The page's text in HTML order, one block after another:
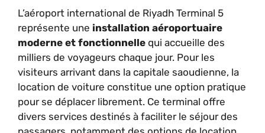
L’aéroport international de Riyadh Terminal 5
représente une installation aéroportuaire
moderne et fonctionnelle qui accueille des
milliers de voyageurs chaque jour. Pour les
visiteurs arrivant dans la capitale saoudienne, la
location de voiture constitue une option pratique
pour se déplacer librement. Ce terminal offre
divers services destinés à faciliter le séjour des